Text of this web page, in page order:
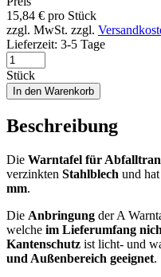
15,84 € pro Stück
zzgl. MwSt. zzgl.
Lieferzeit: 3-5 Tage
Stück
In den Warenkorb
Beschreibung
Die Warntafel für
verzinkten Stahlblech und
mm.
Die Anbringung der A
welche im Lieferumfang
Kantenschutz ist licht- und
und Außenbereich geeignet.